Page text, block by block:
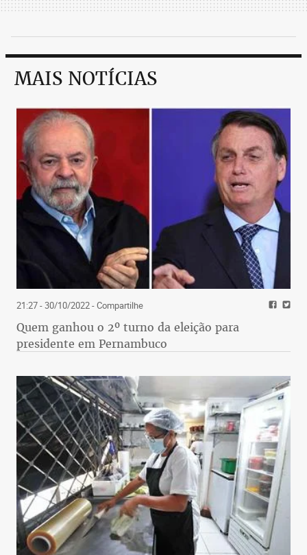
MAIS NOTÍCIAS
21:27 - 30/10/2022- Compartilhe
Quem ganhou o 2º turno da eleição para
presidente em Pernambuco